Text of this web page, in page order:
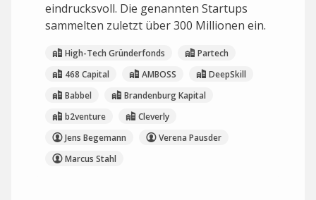
eindrucksvoll. Die genannten Startups
sammelten zuletzt über 300 Millionen ein.
High-Tech Gründerfonds
Partech
468 Capital
AMBOSS
DeepSkill
Babbel
Brandenburg Kapital
b2venture
Cleverly
Jens Begemann
Verena Pausder
Marcus Stahl